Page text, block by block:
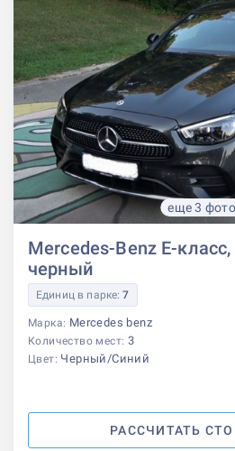
еще 3 фото
Mercedes-Benz E-
черный
Единиц в парке:7
Марка: Mercedes benz
Количество мест: 3
Цвет: Черный/Синий
РАССЧИТАТЬ